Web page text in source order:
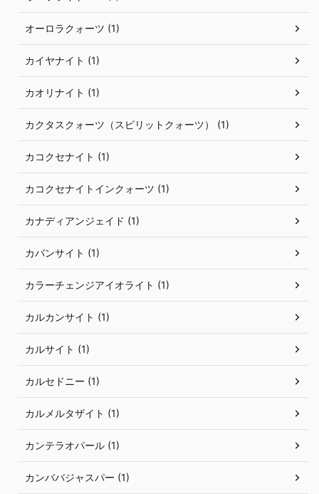
オーロラクォーツ (1)
カイヤナイト (1)
カオリナイト (1)
カクタスクォーツ（スピリットクォーツ） (1)
カコクセナイト (1)
カコクセナイトインクォーツ (1)
カナディアンジェイド (1)
カバンサイト (1)
カラーチェンジアイオライト (1)
カルカンサイト (1)
カルサイト (1)
カルセドニー (1)
カルメルタザイト (1)
カンテラオパール (1)
カンババジャスパー (1)